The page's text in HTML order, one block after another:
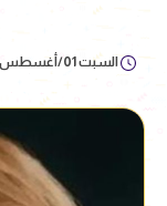
السبت 01/أغسطس/2026 - 11:16 م